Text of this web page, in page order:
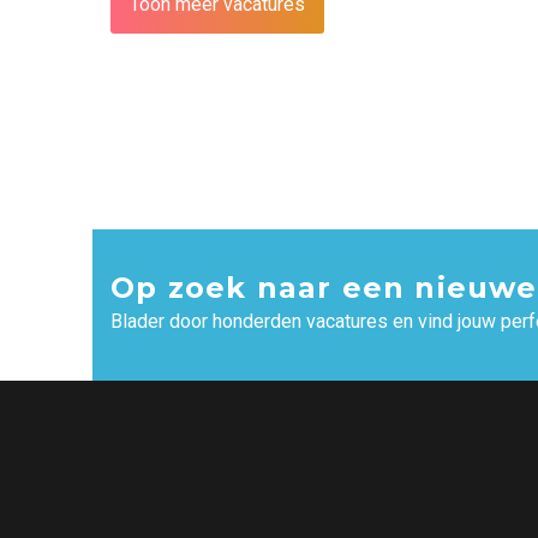
Toon meer vacatures
Op zoek naar een
Blader door honderden vacatures en vind jouw